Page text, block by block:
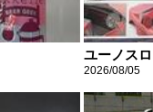
ユーノス
2026/08/05